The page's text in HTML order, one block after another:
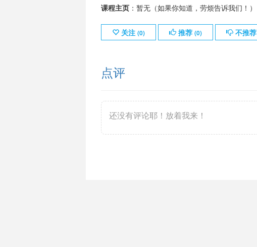
课程主页：暂无（如果你知道，劳烦告诉我们！）
关注 (0) 推荐 (0) 不推荐
点评
还没有评论耶！放着我来！